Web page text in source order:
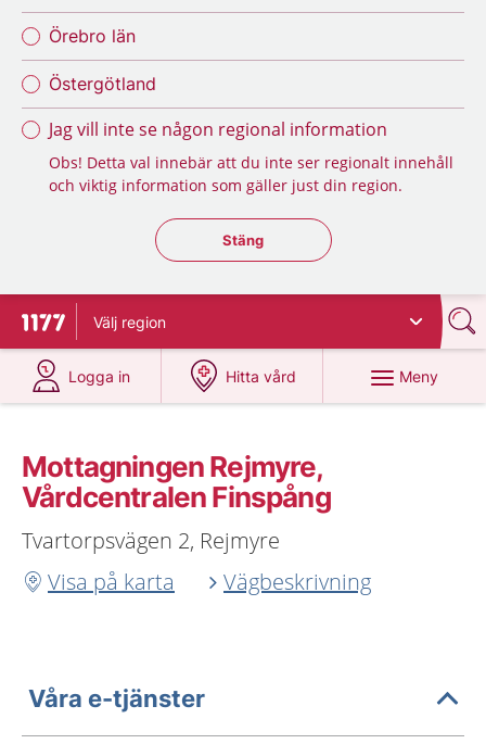
Örebro län
Östergötland
Jag vill inte se någon regional information
Obs! Detta val innebär att du inte ser regionalt innehåll
och viktig information som gäller just din region.
Stäng regionsväljaren
Stäng
Till startsidan för 1177
Välj region
Logga in
på 1177.se
Hitta vård
på 1177.se
Meny
Mottagningen Rejmyre,
Vårdcentralen Finspång
Tvartorpsvägen 2, Rejmyre
Visa på karta
Vägbeskrivning
Våra e-tjänster